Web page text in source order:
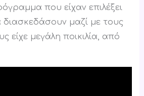
που είχαν επιλέξει
διασκεδάσουν μαζί με τους
είχε μεγάλη ποικιλία, από